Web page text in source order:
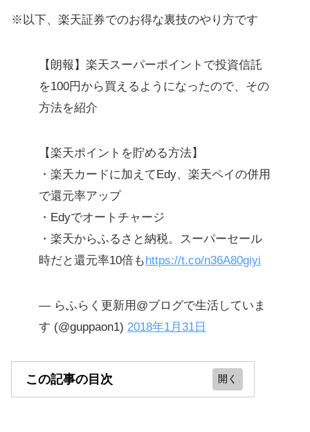
※以下、楽天証券でのお得な裏技のやり方です
【朗報】楽天スーパーポイントで投資信託
を100円から買えるようになったので、その
方法を紹介
【楽天ポイントを貯める方法】
・楽天カードに加えてEdy、楽天ペイの併用
で還元率アップ
・Edyでオートチャージ
・楽天からふるさと納税。スーパーセール
時だと還元率10倍もhttps://t.co/n36A80giyi
— らふらく更新用@ブログで生活していま
す (@guppaon1) 2018年1月31日
この記事の目次